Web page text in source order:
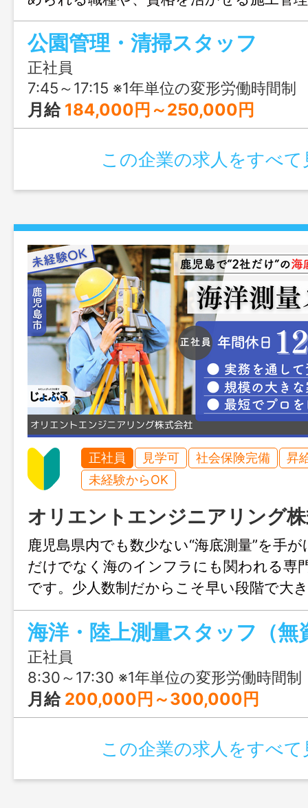
員・パートから働き方を選べます。
公園管理・清掃スタッフ
正社員
7:45～17:15 ※1年単位の変形労働時間制
月給 184,000円～250,000円
この企業の求人をすべて
正社員 見学可 社会保険完備
昇
未経験からOK
オリエントエンジニアリング
鹿児島県内でも数少ない“海底測量”を手
だけでなく海のインフラにも関われる専
です。少人数制だからこそ早い段階で大
れ、未経験からでも最短でプロを目指せ
います。公共案件中心で安定性も抜群で
正社員
8:30～17:30 ※1年単位の変形労働時間制
月給 200,000円～300,000円
この企業の求人をすべて